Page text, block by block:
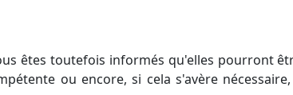
êtes toutefois informés qu'elles pourront
ou encore, si cela s'avère